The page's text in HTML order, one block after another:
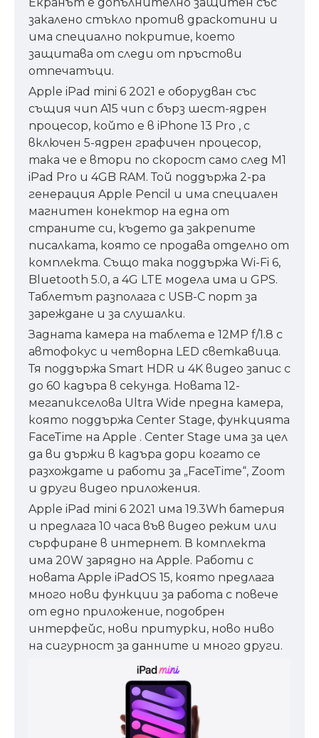
закалено стъкло против драскотини и
има специално покритие, което
защитава от следи от пръстови
отпечатъци.
Apple iPad mini 6 2021 е оборудван със
същия чип A15 чип с бърз шест-ядрен
процесор, който е в iPhone 13 Pro , с
включен 5-ядрен графичен процесор,
така че е втори по скорост само след M1
iPad Pro и 4GB RAM. Той поддържа 2-ра
генерация Apple Pencil и има специален
магнитен конектор на една от
страните си, където да закрепите
писалката, която се продава отделно от
комплекта. Също така поддържа Wi-Fi 6,
Bluetooth 5.0, а 4G LTE модела има и GPS.
Таблетът разполага с USB-C порт за
зареждане и за слушалки.
Задната камера на таблета е 12MP f/1.8 с
автофокус и четворна LED светкавица.
Тя поддържа Smart HDR и 4K видео запис с
до 60 кадъра в секунда. Новата 12-
мегапикселова Ultra Wide предна камера,
която поддържа Center Stage, функцията
FaceTime на Apple . Center Stage има за цел
да ви държи в кадъра дори когато се
разхождате и работи за „FaceTime“, Zoom
и други видео приложения.
Apple iPad mini 6 2021 има 19.3Wh батерия
и предлага 10 часа във видео режим или
сърфиране в интернет. В комплекта
има 20W зарядно на Apple. Работи с
новата Apple iPadOS 15, която предлага
много нови функции за работа с повече
от едно приложение, подобрен
интерфейс, нови притурки, ново ниво
на сигурност за данните и много други.